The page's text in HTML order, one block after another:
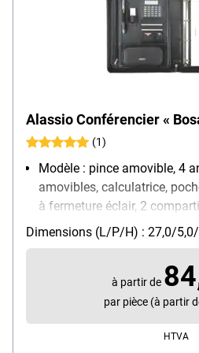
Alassio Conférencier «
(1)
Modèle : pince amovible, 4
amovibles, calculatrice,
à fermeture éclair, 2
visite, 2 pochettes pour
stylos, étui à fermeture
Matière : cuir nappa
Pour format : A4
Dimensions (L/P/H) : 27,0/
à partir de
par pièce (à partir
HTVA